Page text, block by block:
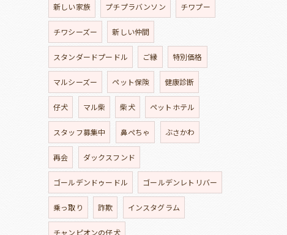
新しい家族 プチプラバンソン チワプー
チワシーズー 新しい仲間
スタンダードプードル ご縁 特別価格
マルシーズー ペット保険 健康診断
仔犬 マル柴 柴犬 ペットホテル
スタッフ募集中 鼻ぺちゃ ぶさかわ
再会 ダックスフンド
ゴールデンドゥードル ゴールデンレトリバー
乗っ取り 詐欺 インスタグラム
チャンピオンの仔犬